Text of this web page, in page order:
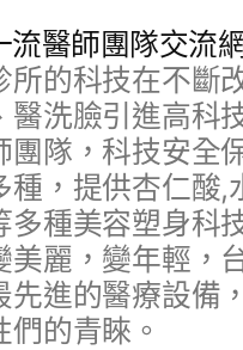
流醫師團隊交流網
所的科技在不斷
醫洗臉引進高科
團隊，科技安全
種，提供杏仁酸,
多種美容塑身科
美麗，變年輕，
先進的醫療設備
們的青睞。